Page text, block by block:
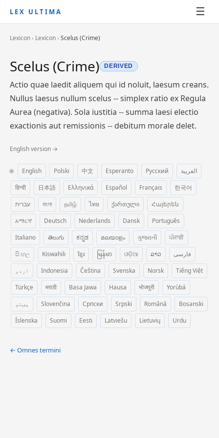
LEX ULTIMA ☰
Lexicon › Lexicon › Scelus (Crime)
Scelus (Crime) DERIVED
Actio quae laedit aliquem qui id noluit, laesum creans.
Nullus laesus nullum scelus -- simplex ratio ex Regula
Aurea (negativa). Sola iustitia -- summa laesi electio
exactionis aut remissionis -- debitum morale delet.
English version →
🌐 English Polski 中文 Esperanto Русский
العربية
हिन्दी
日本語 Ελληνικά Español Français
한국어
עברית
বাংলা தமிழ் ไทย ქართული
Հայերեն
አማርኛ
Deutsch Nederlands Dansk
Português
Italiano
తెలుగు ಕನ್ನಡ മലയാളം ગુજરાતી
ਪੰਜਾਬੀ
සිංහල
Kiswahili ខ្មែរ မြန်မာ ଓଡ଼ିଆ ລາວ
فارسی
اردو
Indonesia Čeština Svenska Norsk
Tiếng Việt
Türkçe
मराठी Basa Jawa Hausa भोजपुरी
Yorùbá
پښتو
Slovenčina Српски Srpski Română
Bosanski
Íslenska
Suomi Eesti Latviešu Lietuvių Urdu
← Omnes termini